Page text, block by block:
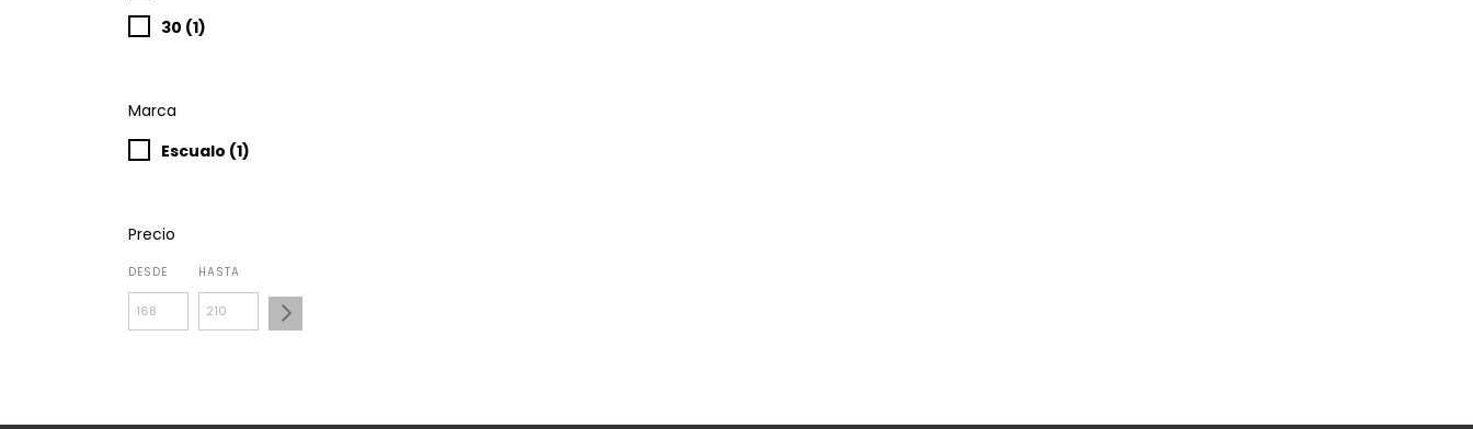
30 (1)
Marca
Escualo (1)
Precio
DESDE HASTA